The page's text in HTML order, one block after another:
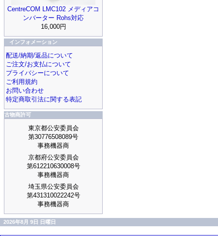
CentreCOM LMC102 メディアコ
ンバーター Rohs対応
16,000円
インフォメーション
配送/納期/返品について
ご注文/お支払について
プライバシーについて
ご利用規約
お問い合わせ
特定商取引法に関する表記
古物商許可
東京都公安委員会
第30776508089号
事務機器商
京都府公安委員会
第612210630008号
事務機器商
埼玉県公安委員会
第431310022242号
事務機器商
2026年8月 9日 日曜日